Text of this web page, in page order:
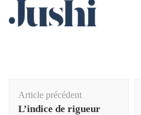
d'article
Article précédent
L’indice de rigueur